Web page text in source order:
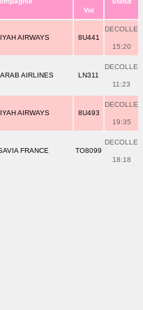
Vol
AIRWAYS 8U441
DECOLLE
15:20
AIRLINES LN311
DECOLLE
11:23
AIRWAYS 8U493
DECOLLE
19:35
FRANCE TO8099
DECOLLE
18:18